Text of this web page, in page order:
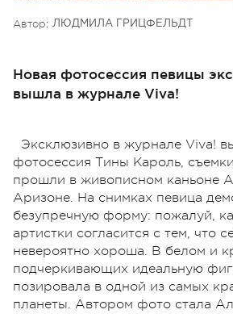
Автор: ЛЮДМИЛА ГРИЦФЕЛЬДТ
Новая фотосессия певицы
вышла в журнале Viva!
Эксклюзивно в журнале Viva!
фотосессия Тины Кароль,
прошли в живописном каньоне
Аризоне. На снимках певица
безупречную форму: пожалуй,
артистки согласится с тем, что
невероятно хороша. В белом и
подчеркивающих идеальную
позировала в одной из самых
планеты. Автором фото стала